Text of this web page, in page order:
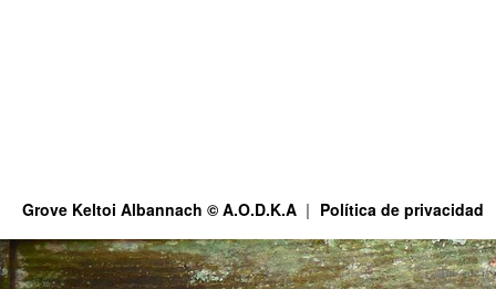
Grove Keltoi Albannach © A.O.D.K.A Política de privacidad
This site is